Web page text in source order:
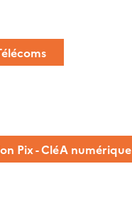
Pix - CléA numérique